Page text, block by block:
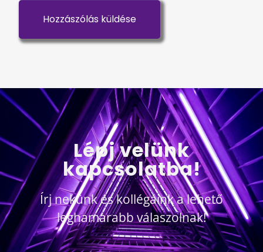
Lépj velünk
kapcsolatba!
Írj nekünk és kollégáink a lehető
leghamarabb válaszolnak!